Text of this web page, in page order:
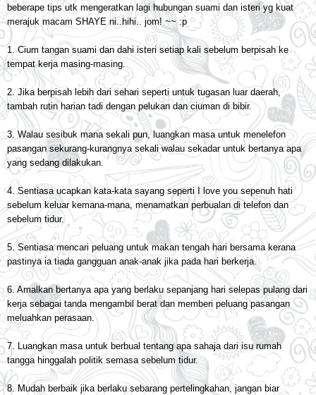
beberape tips utk mengeratkan lagi hubungan suami dan isteri yg kuat
merajuk macam SHAYE ni..hihi.. jom! ~~ :p
1. Cium tangan suami dan dahi isteri setiap kali sebelum berpisah ke
tempat kerja masing-masing.
2. Jika berpisah lebih dari sehari seperti untuk tugasan luar daerah,
tambah rutin harian tadi dengan pelukan dan ciuman di bibir.
3. Walau sesibuk mana sekali pun, luangkan masa untuk menelefon
pasangan sekurang-kurangnya sekali walau sekadar untuk bertanya apa
yang sedang dilakukan.
4. Sentiasa ucapkan kata-kata sayang seperti I love you sepenuh hati
sebelum keluar kemana-mana, menamatkan perbualan di telefon dan
sebelum tidur.
5. Sentiasa mencari peluang untuk makan tengah hari bersama kerana
pastinya ia tiada gangguan anak-anak jika pada hari berkerja.
6. Amalkan bertanya apa yang berlaku sepanjang hari selepas pulang dari
kerja sebagai tanda mengambil berat dan memberi peluang pasangan
meluahkan perasaan.
7. Luangkan masa untuk berbual tentang apa sahaja dari isu rumah
tangga hinggalah politik semasa sebelum tidur.
8. Mudah berbaik jika berlaku sebarang pertelingkahan, jangan biar